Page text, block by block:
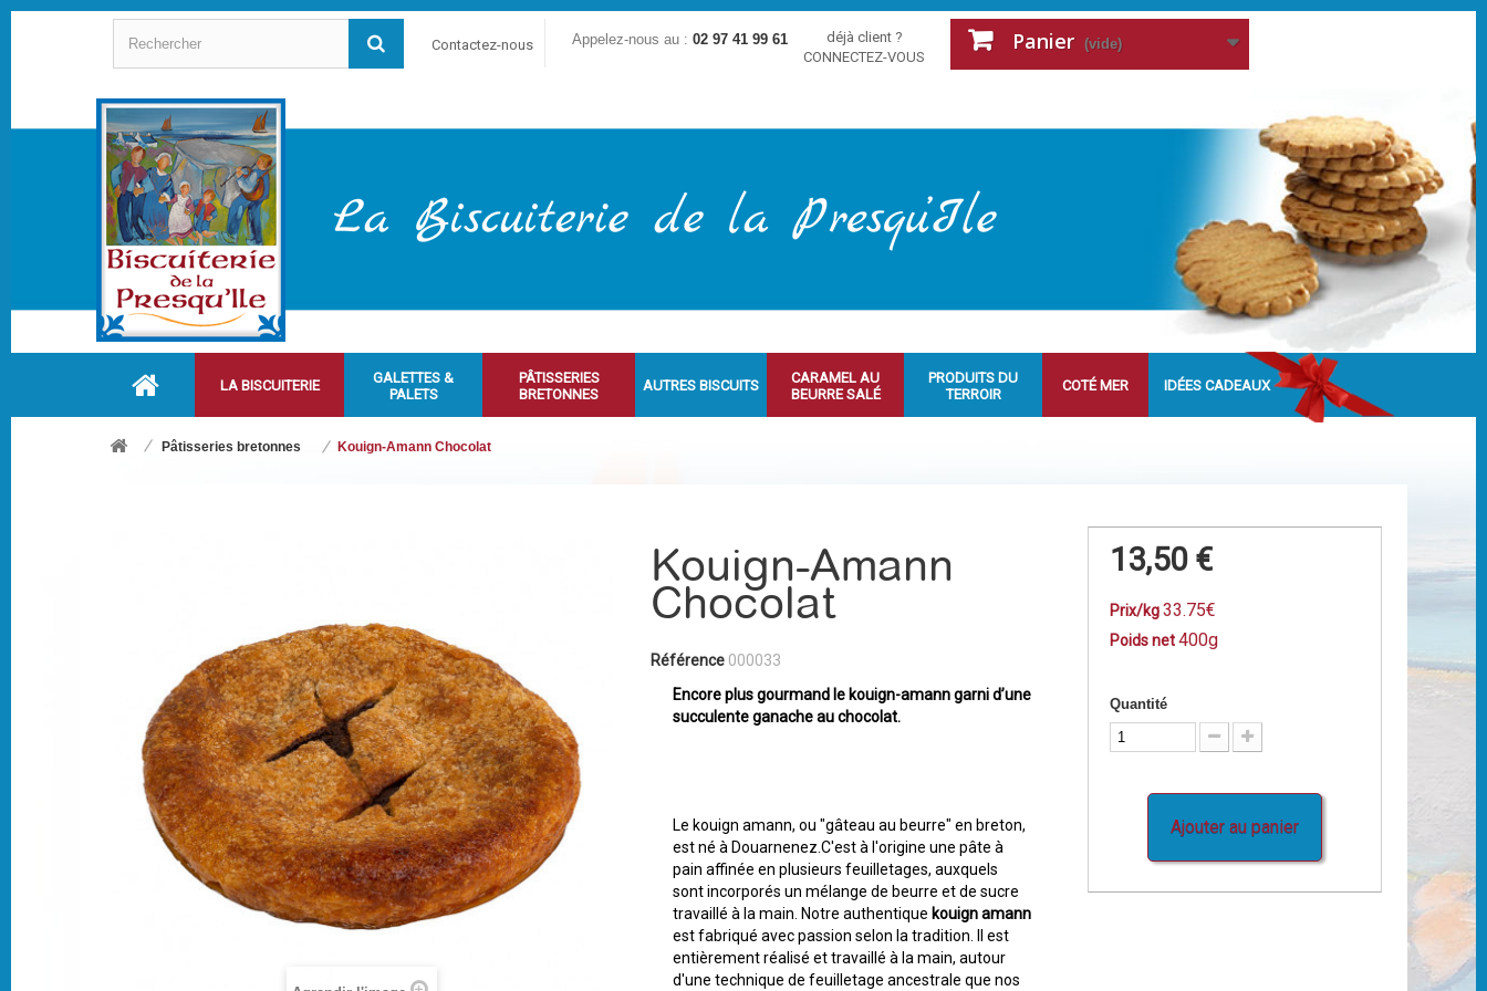
Contactez-nous Appelez-nous au : 02 97 41 99 61
déjà client ?
CONNECTEZ-VOUS
Panier (vide)
LA BISCUITERIE
GALETTES &
PALETS
PÂTISSERIES
BRETONNES
AUTRES BISCUITS
CARAMEL AU
BEURRE SALÉ
PRODUITS DU
TERROIR
COTÉ MER IDÉES CADEAUX
Pâtisseries bretonnes Kouign-Amann Chocolat
Kouign-Amann
Chocolat
Référence 000033
Encore plus gourmand le kouign-amann garni d’une
succulente ganache au chocolat.
Le kouign amann, ou "gâteau au beurre" en breton,
est né à Douarnenez.C'est à l'origine une pâte à
pain affinée en plusieurs feuilletages, auxquels
sont incorporés un mélange de beurre et de sucre
travaillé à la main. Notre authentique kouign amann
est fabriqué avec passion selon la tradition. Il est
entièrement réalisé et travaillé à la main, autour
d'une technique de feuilletage ancestrale que nos
13,50 €
Prix/kg33.75€
Poids net400g
Quantité
Ajouter au panier